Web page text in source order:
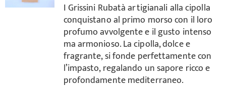
I Grissini Rubatà artigianali alla cipolla
conquistano al primo morso con il loro
profumo avvolgente e il gusto intenso
ma armonioso. La cipolla, dolce e
fragrante, si fonde perfettamente con
l’impasto, regalando un sapore ricco e
profondamente mediterraneo.